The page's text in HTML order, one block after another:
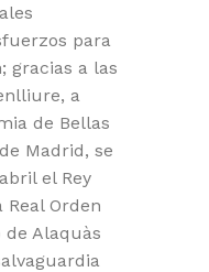
para
gracias a las
a
de Bellas
Madrid, se
el Rey
Orden
Alaquàs